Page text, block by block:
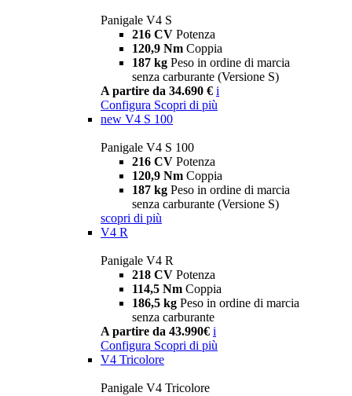
Panigale V4 S
216 CV Potenza
120,9 Nm Coppia
187 kg Peso in ordine di marcia
senza carburante (Versione S)
A partire da 34.690 € i
Configura Scopri di più
new V4 S 100
Panigale V4 S 100
216 CV Potenza
120,9 Nm Coppia
187 kg Peso in ordine di marcia
senza carburante (Versione S)
scopri di più
V4 R
Panigale V4 R
218 CV Potenza
114,5 Nm Coppia
186,5 kg Peso in ordine di marcia
senza carburante
A partire da 43.990€ i
Configura Scopri di più
V4 Tricolore
Panigale V4 Tricolore